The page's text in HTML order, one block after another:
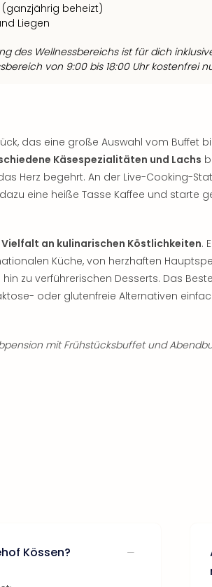
beheizt)
Liegen
des Wellnessbereichs ist für dich
von 9:00 bis 18:00 Uhr kostenfrei
das eine große Auswahl vom Buffet
Käsespezialitäten und Lachs
Herz begehrt. An der Live-Cooking-
eine heiße Tasse Kaffee und starte
Vielfalt an kulinarischen Köstlichkeiten.
Küche, von herzhaften
hin zu verführerischen Desserts. Das
oder glutenfreie Alternativen
mit Frühstücksbuffet und
Kössen?